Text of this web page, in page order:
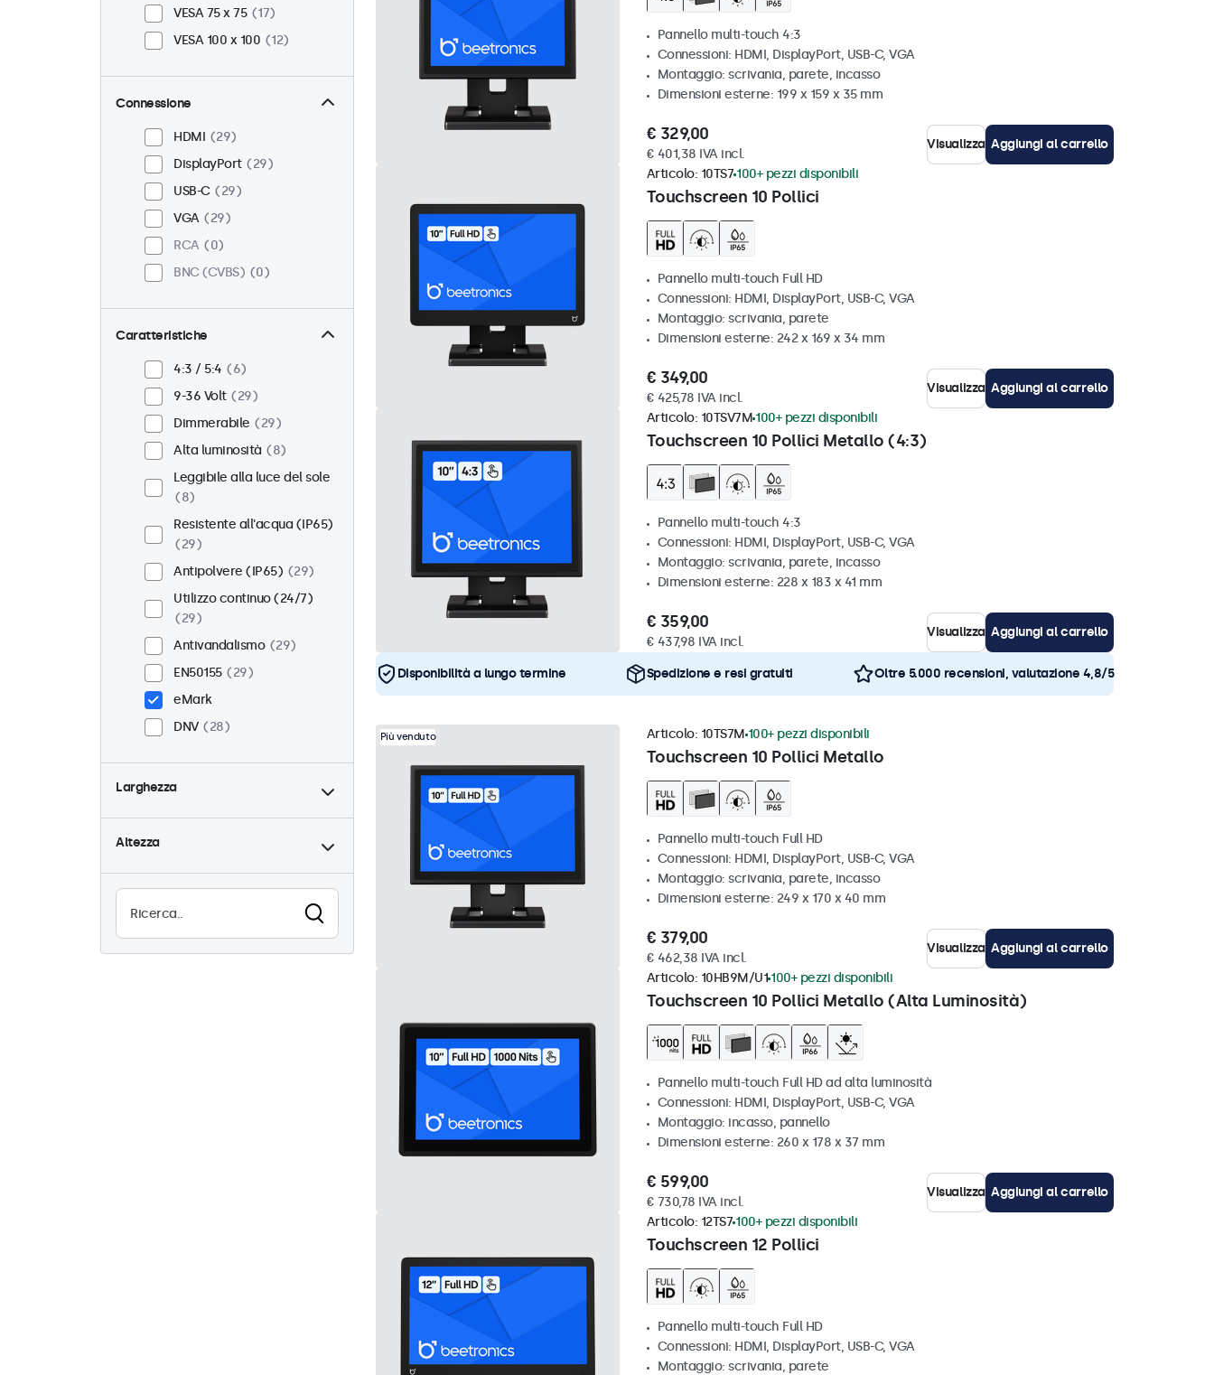
VESA 75 x 75
17
VESA 100 x 100
12
Connessione
HDMI
29
DisplayPort
29
USB-C
29
VGA
29
RCA
0
BNC (CVBS)
0
Caratteristiche
4:3 / 5:4
6
9-36 Volt
29
Dimmerabile
29
Alta luminosità
8
Leggibile alla luce del sole
8
Resistente all'acqua (IP65)
29
Antipolvere (IP65)
29
Utilizzo continuo (24/7)
29
Antivandalismo
29
EN50155
29
eMark
DNV
28
Larghezza
Altezza
Pannello multi-touch 4:3
Connessioni: HDMI, DisplayPort, USB-C, VGA
Montaggio: scrivania, parete, incasso
Dimensioni esterne: 199 x 159 x 35 mm
€ 329,00
€ 401,38 IVA incl.
Visualizza Aggiungi al carrello
Touchscreen 10 Pollici
Articolo: 10TS7 100+ pezzi disponibili
Pannello multi-touch Full HD
Connessioni: HDMI, DisplayPort, USB-C, VGA
Montaggio: scrivania, parete
Dimensioni esterne: 242 x 169 x 34 mm
€ 349,00
€ 425,78 IVA incl.
Visualizza Aggiungi al carrello
Touchscreen 10 Pollici Metallo (4:3)
Articolo: 10TSV7M 100+ pezzi disponibili
Pannello multi-touch 4:3
Connessioni: HDMI, DisplayPort, USB-C, VGA
Montaggio: scrivania, parete, incasso
Dimensioni esterne: 228 x 183 x 41 mm
€ 359,00
€ 437,98 IVA incl.
Visualizza Aggiungi al carrello
Disponibilità a lungo termine Spedizione e resi gratuiti Oltre 5.000 recensioni, valutazione 4,8/5
Più venduto
Touchscreen 10 Pollici Metallo
Articolo: 10TS7M 100+ pezzi disponibili
Pannello multi-touch Full HD
Connessioni: HDMI, DisplayPort, USB-C, VGA
Montaggio: scrivania, parete, incasso
Dimensioni esterne: 249 x 170 x 40 mm
€ 379,00
€ 462,38 IVA incl.
Visualizza Aggiungi al carrello
Touchscreen 10 Pollici Metallo (Alta Luminosità)
Articolo: 10HB9M/U1 100+ pezzi disponibili
Pannello multi-touch Full HD ad alta luminosità
Connessioni: HDMI, DisplayPort, USB-C, VGA
Montaggio: incasso, pannello
Dimensioni esterne: 260 x 178 x 37 mm
€ 599,00
€ 730,78 IVA incl.
Visualizza Aggiungi al carrello
Touchscreen 12 Pollici
Articolo: 12TS7 100+ pezzi disponibili
Pannello multi-touch Full HD
Connessioni: HDMI, DisplayPort, USB-C, VGA
Montaggio: scrivania, parete